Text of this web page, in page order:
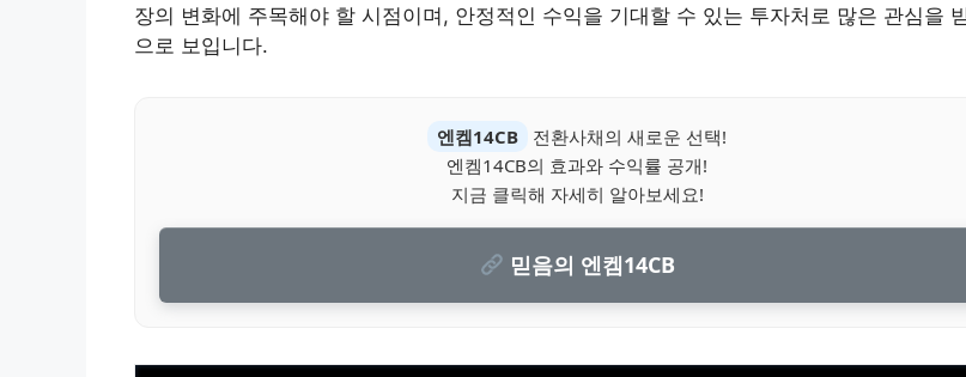
장의 변화에 주목해야 할 시점이며, 안정적인 수익을 기대할 수 있는 투자처로 많은 관심을
으로 보입니다.
엔켐14CB
전환사채의 새로운 선택!
엔켐14CB의 효과와 수익률 공개!
지금 클릭해 자세히 알아보세요!
믿음의 엔켐14CB